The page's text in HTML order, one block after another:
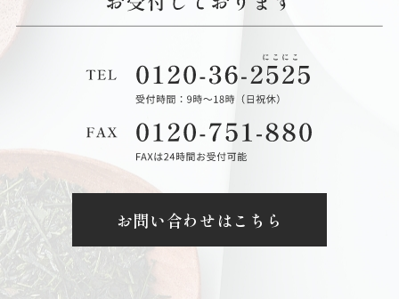
お問い合わせはこちら